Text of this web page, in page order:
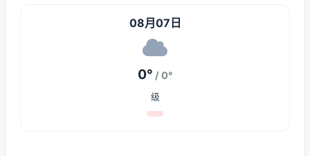
08月07日
0° / 0°
级